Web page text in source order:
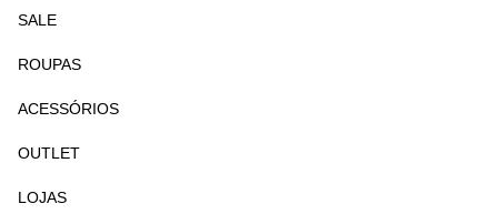
SALE
ROUPAS
ACESSÓRIOS
OUTLET
LOJAS